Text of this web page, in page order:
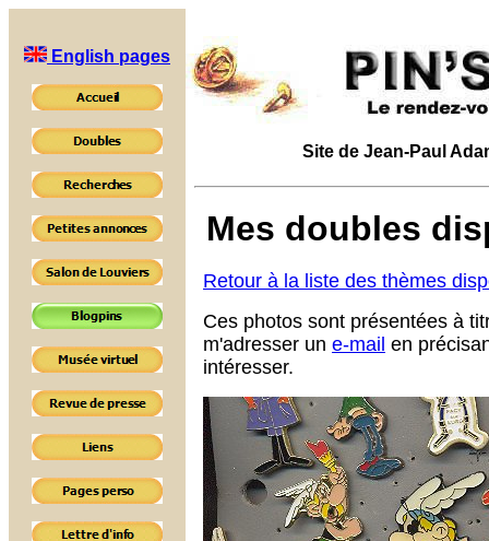
English pages
Site de Jean-Paul
Mes doubles
Retour à la liste des thèmes
Ces photos sont présentées à
m'adresser un e-mail en
intéresser.